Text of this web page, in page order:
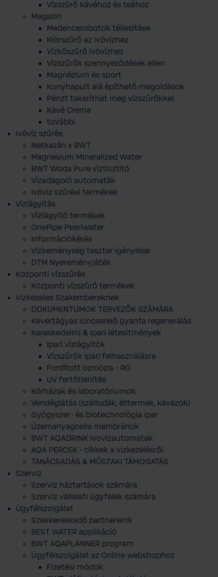
Vízszűrő kávéhoz és teához
Magazin
Medencerobotok téliesítése
Klórszűrő az ivóvízhez
Vízkőszűrő ivóvízhez
Vízszűrők szennyeződések ellen
Magnézium és sport
Konyhapult alá építhető megoldások
Pénzt takaríthat meg vízszűrőkkel
Kávé Crema
további
Ivóvíz szűrés
Netkazán x BWT
Magnesium Mineralized Water
BWT Woda Pure víztisztító
Vízadagoló automaták
Ivóvíz szűrési termékek
Vízlágyítás
Vízlágyító termékek
OnePipe Pearlwater
Információkérés
Vízkeménység teszter igénylése
DTM Nyereményjáték
Központi vízszűrés
Központi vízszűrő termékek
Vizkezeles Szakembereknek
DOKUMENTUMOK TERVEZŐK SZÁMÁRA
Kevertágyas ioncserelő gyanta regenerálás
Kereskedelmi & ipari létesítmények
Ipari vízlágyítók
Vízszűrők ipari felhasználásra
Fordított ozmózis - RO
UV fertőtlenítés
Kórházak és laboratóriumok
Vendéglátás (szállodák, éttermek, kávézók)
Gyógyszer- és biotechnológia ipar
Üzemanyagcella membránok
BWT AQADRINK ivovizautomatak
AQA PERCEK - cikkek a vízkezelésről
TANÁCSADÁS & MŰSZAKI TÁMOGATÁS
Szerviz
Szerviz háztartások számára
Szerviz vállalati ügyfelek számára
Ügyfélszolgálat
Szakkereskedő partnereink
BEST WATER applikáció
BWT AQAPLANNER program
Ügyfélszolgálat az Online webshophoz
Fizetési módok